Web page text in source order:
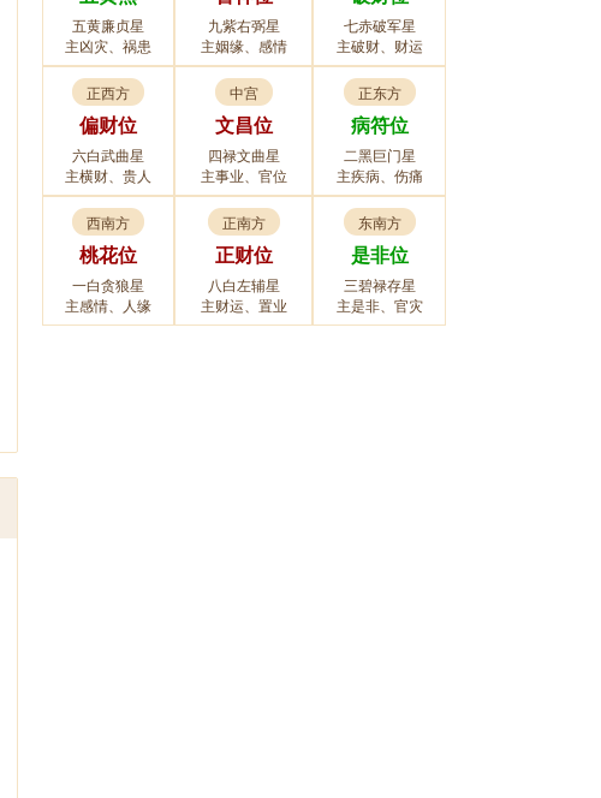
五黄廉贞星
主凶灾、祸患
九紫右弼星
主姻缘、感情
七赤破军星
主破财、财运
正西方
偏财位
六白武曲星
主横财、贵人
中宫
文昌位
四禄文曲星
主事业、官位
正东方
病符位
二黑巨门星
主疾病、伤痛
西南方
桃花位
一白贪狼星
主感情、人缘
正南方
正财位
八白左辅星
主财运、置业
东南方
是非位
三碧禄存星
主是非、官灾